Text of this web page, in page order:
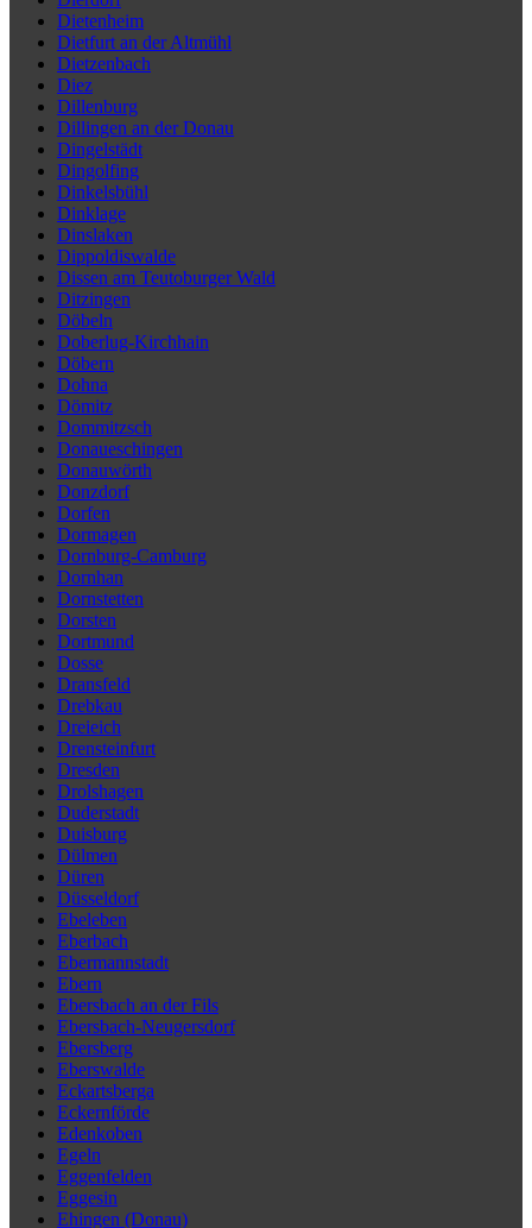
Dietenheim
Dietfurt an der Altmühl
Dietzenbach
Diez
Dillenburg
Dillingen an der Donau
Dingelstädt
Dingolfing
Dinkelsbühl
Dinklage
Dinslaken
Dippoldiswalde
Dissen am Teutoburger Wald
Ditzingen
Döbeln
Doberlug-Kirchhain
Döbern
Dohna
Dömitz
Dommitzsch
Donaueschingen
Donauwörth
Donzdorf
Dorfen
Dormagen
Dornburg-Camburg
Dornhan
Dornstetten
Dorsten
Dortmund
Dosse
Dransfeld
Drebkau
Dreieich
Drensteinfurt
Dresden
Drolshagen
Duderstadt
Duisburg
Dülmen
Düren
Düsseldorf
Ebeleben
Eberbach
Ebermannstadt
Ebern
Ebersbach an der Fils
Ebersbach-Neugersdorf
Ebersberg
Eberswalde
Eckartsberga
Eckernförde
Edenkoben
Egeln
Eggenfelden
Eggesin
Ehingen (Donau)